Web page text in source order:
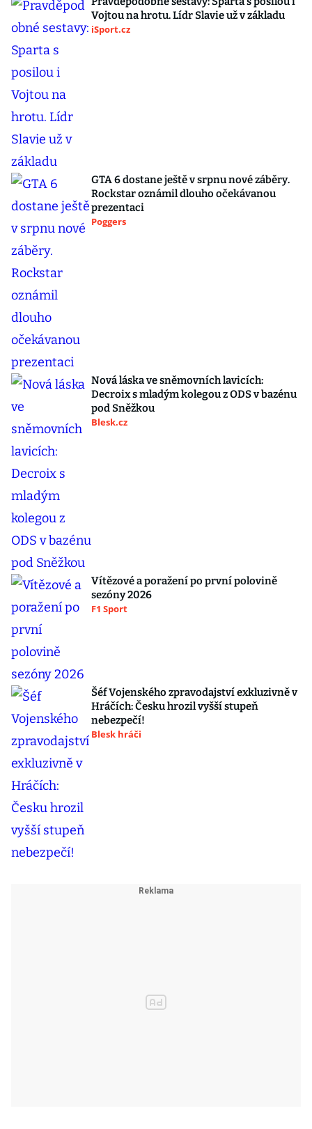
Vojtou na hrotu. Lídr Slavie už v základu
iSport.cz
GTA 6 dostane ještě v srpnu nové záběry.
Rockstar oznámil dlouho očekávanou
prezentaci
Poggers
Nová láska ve sněmovních lavicích:
Decroix s mladým kolegou z ODS v bazénu
pod Sněžkou
Blesk.cz
Vítězové a poražení po první polovině
sezóny 2026
F1 Sport
Šéf Vojenského zpravodajství exkluzivně v
Hráčích: Česku hrozil vyšší stupeň
nebezpečí!
Blesk hráči